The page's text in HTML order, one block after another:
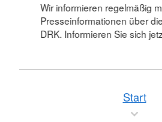
Wir informieren regelmäßig
Presseinformationen über
DRK. Informieren Sie sich
Start